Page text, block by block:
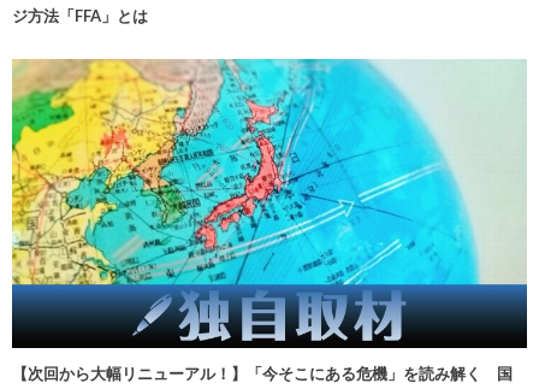
ジ方法「FFA」とは
【次回から大幅リニューアル！】「今そこにある危機」を読み解く 国